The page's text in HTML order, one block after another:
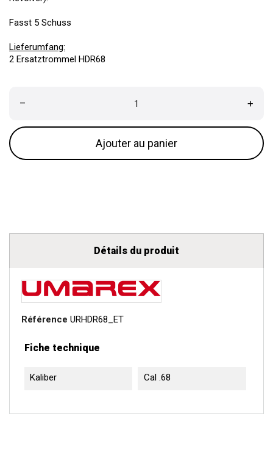
Fasst 5 Schuss
Lieferumfang:
2 Ersatztrommel HDR68
– +
Ajouter au panier
Détails du produit
Référence URHDR68_ET
Fiche technique
Kaliber Cal .68